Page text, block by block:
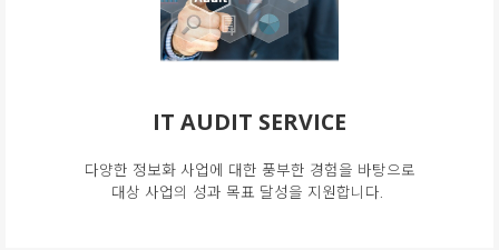
IT AUDIT SERVICE
다양한 정보화 사업에 대한 풍부한 경험을 바탕으로
대상 사업의 성과 목표 달성을 지원합니다.